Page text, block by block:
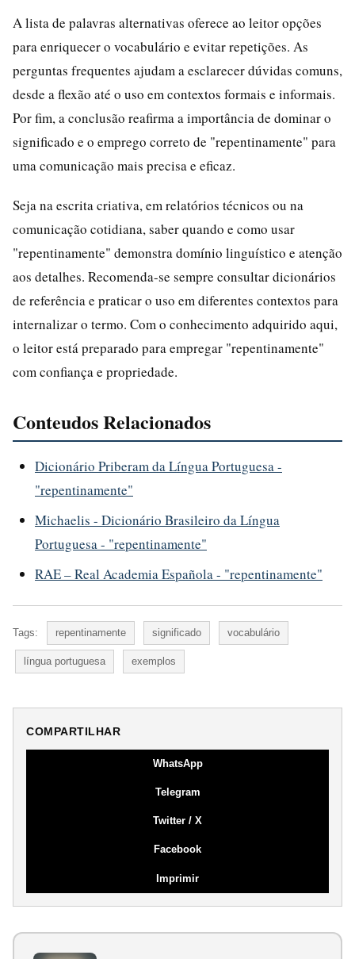
A lista de palavras alternativas oferece ao leitor opções
para enriquecer o vocabulário e evitar repetições. As
perguntas frequentes ajudam a esclarecer dúvidas comuns,
desde a flexão até o uso em contextos formais e informais.
Por fim, a conclusão reafirma a importância de dominar o
significado e o emprego correto de "repentinamente" para
uma comunicação mais precisa e eficaz.
Seja na escrita criativa, em relatórios técnicos ou na
comunicação cotidiana, saber quando e como usar
"repentinamente" demonstra domínio linguístico e atenção
aos detalhes. Recomenda-se sempre consultar dicionários
de referência e praticar o uso em diferentes contextos para
internalizar o termo. Com o conhecimento adquirido aqui,
o leitor está preparado para empregar "repentinamente"
com confiança e propriedade.
Conteudos Relacionados
Dicionário Priberam da Língua Portuguesa -
"repentinamente"
Michaelis - Dicionário Brasileiro da Língua
Portuguesa - "repentinamente"
RAE – Real Academia Española - "repentinamente"
Tags: repentinamente significado vocabulário
língua portuguesa exemplos
COMPARTILHAR
WhatsApp
Telegram
Twitter / X
Facebook
Imprimir